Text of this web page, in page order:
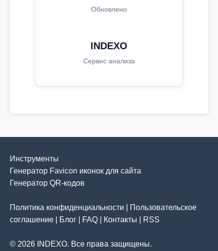
Обновлено
INDEXO
Сервис анализа
Инструменты
Генератор Favicon иконок для сайта
Генератор QR-кодов
Политика конфиденциальности
Пользовательское
соглашение
Блог FAQ Контакты RSS
© 2026 INDEXO. Все права защищены.